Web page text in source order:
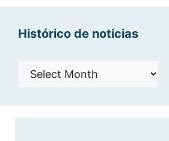
Histórico de noticias
Histórico